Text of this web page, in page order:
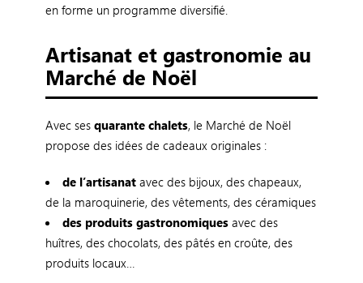
en forme un programme diversifié.
Artisanat et gastronomie au
Marché de Noël
Avec ses quarante chalets, le Marché de Noël
propose des idées de cadeaux originales :
de l’artisanatavec des bijoux, des chapeaux,
de la maroquinerie, des vêtements, des céramiques
des produits gastronomiques avec des
huîtres, des chocolats, des pâtés en croûte, des
produits locaux…